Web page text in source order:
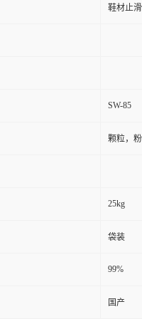
鞋材止滑
SW-85
颗粒，
25kg
袋装
99%
国产